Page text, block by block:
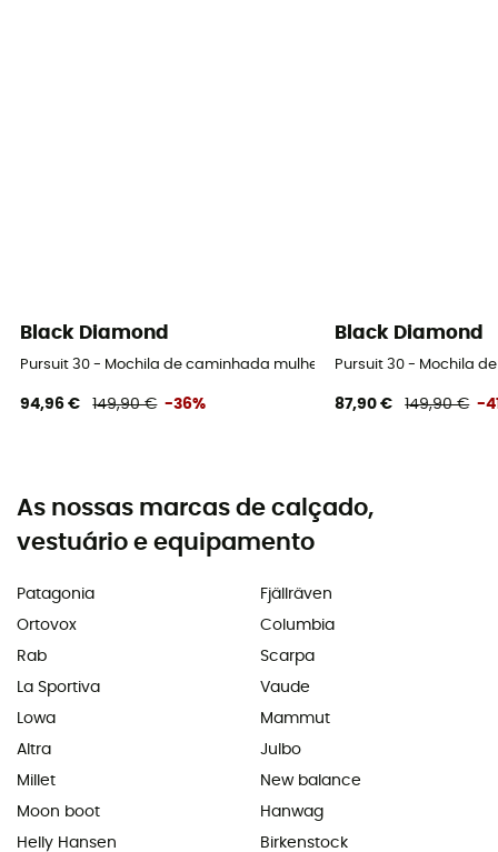
Black Diamond
Pursuit 30 - Mochila de caminhada mulher
94,96 € 149,90 € -36%
Black Diamond
Pursuit 30 - Mochila
87,90 € 149,90 € -
As nossas marcas de calçado,
vestuário e equipamento
Patagonia
Ortovox
Rab
La Sportiva
Lowa
Altra
Millet
Moon boot
Helly Hansen
Fjällräven
Columbia
Scarpa
Vaude
Mammut
Julbo
New balance
Hanwag
Birkenstock